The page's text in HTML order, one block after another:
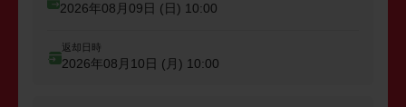
2026年08月09日 (日) 10:00
返却日時
2026年08月10日 (月) 10:00